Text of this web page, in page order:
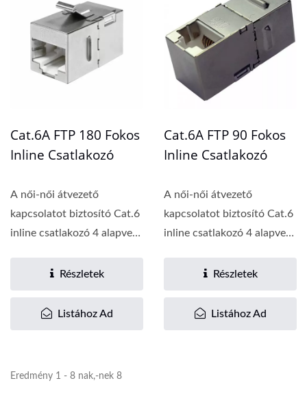
Cat.6A FTP 180 Fokos
Inline Csatlakozó
A női-női átvezető
kapcsolatot biztosító Cat.6
inline csatlakozó 4 alapvető
Részletek
Listához Ad
Cat.6A FTP 90 Fokos
Inline Csatlakozó
A női-női átvezető
kapcsolatot biztosító Cat.6
inline csatlakozó 4 alapvető
Részletek
Listához Ad
Eredmény 1 - 8 nak,-nek 8